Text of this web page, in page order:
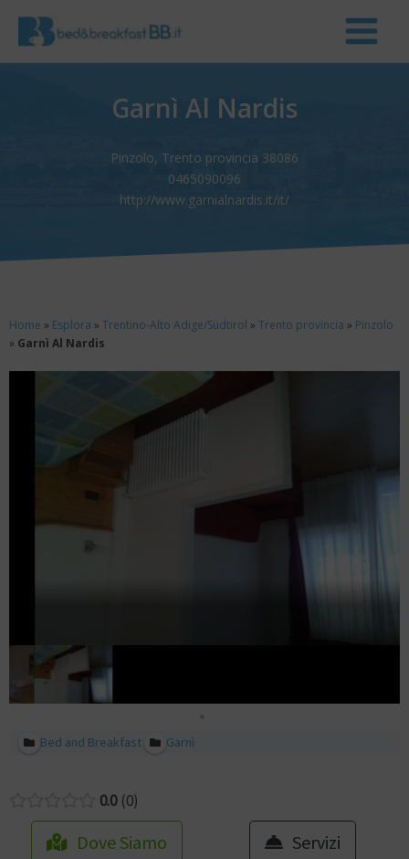
Garnì Al Nardis
Pinzolo, Trento provincia 38086
0465090096
http://www.garnialnardis.it/it/
Home » Esplora » Trentino-Alto Adige/Südtirol » Trento provincia » Pinzolo
» Garnì Al Nardis
Bed and Breakfast Garnì
0.0 0
Dove Siamo
Servizi